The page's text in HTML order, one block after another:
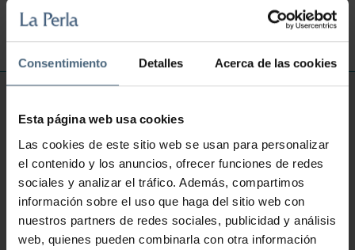
Consentimiento Detalles Acerca de las cookies
Esta página web usa cookies
Las cookies de este sitio web se usan para personalizar
el contenido y los anuncios, ofrecer funciones de redes
sociales y analizar el tráfico. Además, compartimos
información sobre el uso que haga del sitio web con
nuestros partners de redes sociales, publicidad y análisis
web, quienes pueden combinarla con otra información
Preguntas frecuentes Talasoterapia
Preguntas frecuentes Salud y Belleza
Preguntas frecuentes Gimnasio
Preguntas frecuentes Restaurante
Catálogo